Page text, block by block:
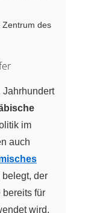
Zentrum des
Jahrhundert
im
auch
belegt, der
bereits für
wird.